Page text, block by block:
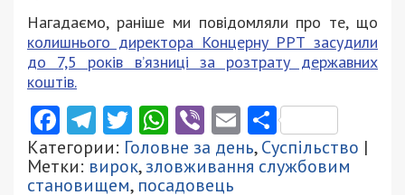
Нагадаємо, раніше ми повідомляли про те, що
колишнього директора Концерну РРТ засудили
до 7,5 років в’язниці за розтрату державних
коштів.
Facebook
Telegram
Twitter
WhatsApp
ViberEmail
Категории: Головне за день,Суспільство |
Метки: вирок,зловживання службовим
становищем, посадовець